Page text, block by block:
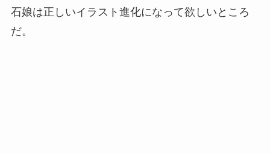
石娘は正しいイラスト進化になって欲しいところ
だ。